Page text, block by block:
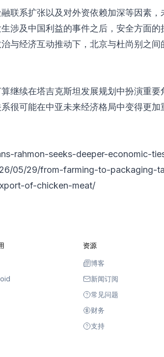
联系扩张以及对外资依赖加深等因素，
涉及中国利益的事件之后，安全方面的
与经济互动推动下，北京与杜尚别之
继续在塔吉克斯坦发展规划中扮演重要
很可能在中亚未来经济格局中变得更加
rahmon-seeks-deeper-economic-
05/29/from-farming-to-packaging-
of-chicken-meat/
资源
博客
新闻订阅
常见问题
财务
支持